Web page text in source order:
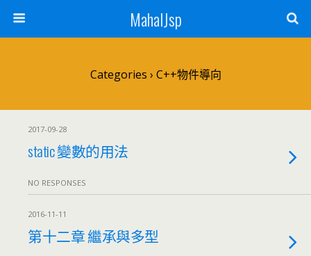
MahalJsp
Categories › C++物件導向
2017-09-28
static 變數的用法
NO RESPONSES
2016-11-11
第十二章 繼承與多型